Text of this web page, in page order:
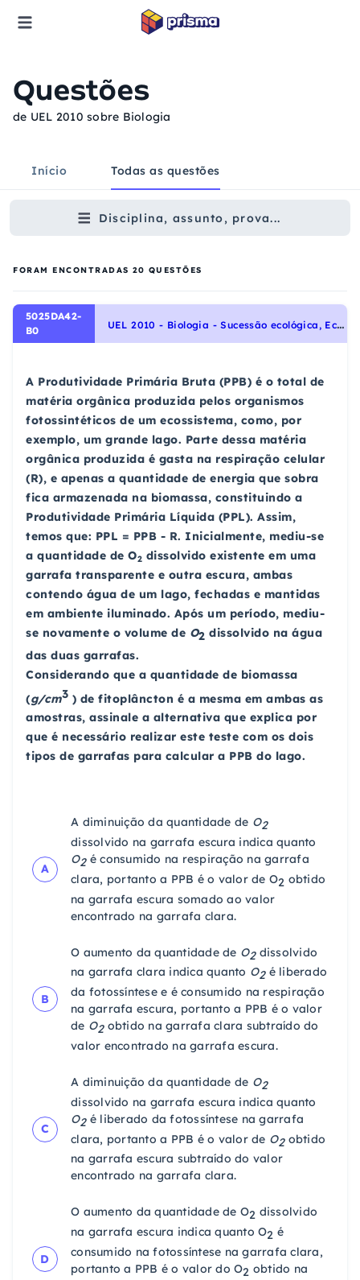
Questões
de UEL 2010 sobre Biologia
Início Todas as questões
Disciplina, assunto, prova...
FORAM ENCONTRADAS 20 QUESTÕES
5025DA42-
B0
U
EL 2010 - Biologia - Sucessão ecológica, Ecologia e ciências ambientais
A Produtividade Primária Bruta (PPB) é o total de
matéria orgânica produzida pelos organismos
fotossintéticos de um ecossistema, como, por
exemplo, um grande lago. Parte dessa matéria
orgânica produzida é gasta na respiração celular
(R), e apenas a quantidade de energia que sobra
fica armazenada na biomassa, constituindo a
Produtividade Primária Líquida (PPL). Assim,
temos que: PPL = PPB - R. Inicialmente, mediu-se
a quantidade de O2 dissolvido existente em uma
garrafa transparente e outra escura, ambas
contendo água de um lago, fechadas e mantidas
em ambiente iluminado. Após um período, mediu-
se novamente o volume de O2 dissolvido na água
das duas garrafas.
Considerando que a quantidade de biomassa
(g/cm3 ) de fitoplâncton é a mesma em ambas as
amostras, assinale a alternativa que explica por
que é necessário realizar este teste com os dois
tipos de garrafas para calcular a PPB do lago.
A
A diminuição da quantidade de O2
dissolvido na garrafa escura indica quanto
O2é consumido na respiração na garrafa
clara, portanto a PPB é o valor de O2 obtido
na garrafa escura somado ao valor
encontrado na garrafa clara.
B
O aumento da quantidade de O2dissolvido
na garrafa clara indica quanto O2é liberado
da fotossíntese e é consumido na respiração
na garrafa escura, portanto a PPB é o valor
de O2obtido na garrafa clara subtraído do
valor encontrado na garrafa escura.
C
A diminuição da quantidade de O2
dissolvido na garrafa escura indica quanto
O2é liberado da fotossíntese na garrafa
clara, portanto a PPB é o valor de O2obtido
na garrafa escura subtraído do valor
encontrado na garrafa clara.
D
O aumento da quantidade de O2 dissolvido
na garrafa escura indica quanto O2 é
consumido na fotossíntese na garrafa clara,
portanto a PPB é o valor do O2 obtido na